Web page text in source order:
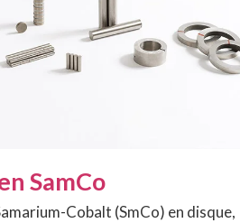
SamCo
Cobalt (SmCo) en disque,